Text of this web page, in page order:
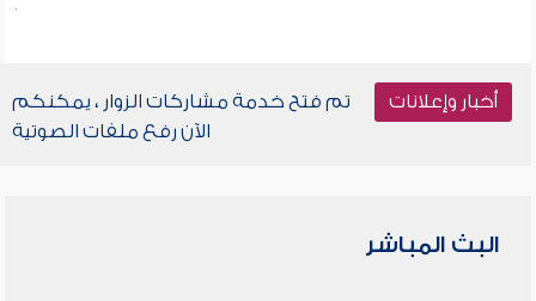
أخبار وإعلانات
تم فتح خدمة مشاركات الزوار ، يمكنكم
الآن رفع ملفات الصوتية
البث المباشر